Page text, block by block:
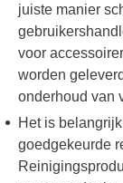
juiste manier
voor
worden
onderhoud van
Het is
goedgekeurde